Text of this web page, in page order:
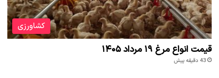
کشاورزی
قیمت انواع مرغ ۱۹ مرداد ۱۴۰۵
43 دقیقه پیش